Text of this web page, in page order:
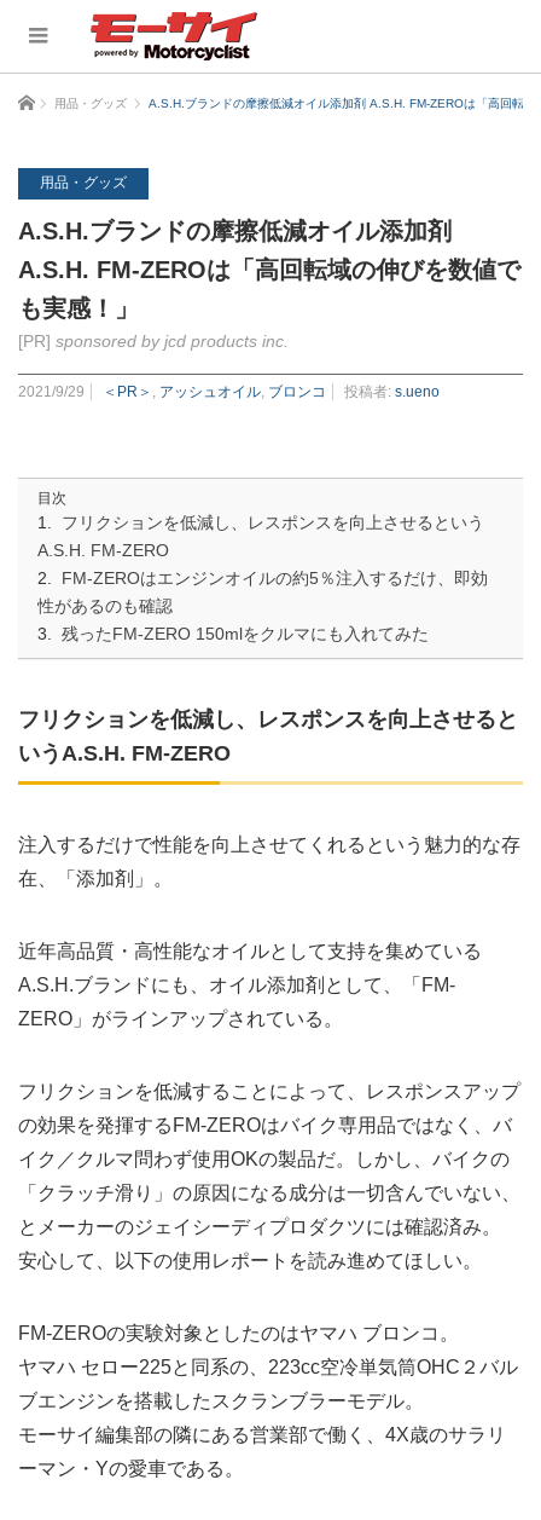
ホーム 用品・グッズ A.S.H.ブランドの摩擦低減オイル添加剤 A.S.H. FM-ZEROは「高回転域
用品・グッズ
A.S.H.ブランドの摩擦低減オイル添加剤
A.S.H. FM-ZEROは「高回転域の伸びを数値で
も実感！」
[PR] sponsored by jcd products inc.
2021/9/29 ＜PR＞ , アッシュオイル, ブロンコ 投稿者: s.ueno
目次
フリクションを低減し、レスポンスを向上させるという
A.S.H. FM-ZERO
FM-ZEROはエンジンオイルの約5％注入するだけ、即効
性があるのも確認
残ったFM-ZERO 150mlをクルマにも入れてみた
フリクションを低減し、レスポンスを向上させると
いうA.S.H. FM-ZERO
注入するだけで性能を向上させてくれるという魅力的な存
在、「添加剤」。
近年高品質・高性能なオイルとして支持を集めている
A.S.H.ブランドにも、オイル添加剤として、「FM-
ZERO」がラインアップされている。
フリクションを低減することによって、レスポンスアップ
の効果を発揮するFM-ZEROはバイク専用品ではなく、バ
イク／クルマ問わず使用OKの製品だ。しかし、バイクの
「クラッチ滑り」の原因になる成分は一切含んでいない、
とメーカーのジェイシーディプロダクツには確認済み。
安心して、以下の使用レポートを読み進めてほしい。
FM-ZEROの実験対象としたのはヤマハ ブロンコ。
ヤマハ セロー225と同系の、223cc空冷単気筒OHC２バル
ブエンジンを搭載したスクランブラーモデル。
モーサイ編集部の隣にある営業部で働く、4X歳のサラリ
ーマン・Yの愛車である。